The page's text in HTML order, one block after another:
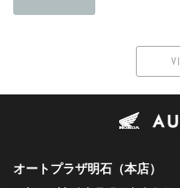
オートプラザ明石（本店）